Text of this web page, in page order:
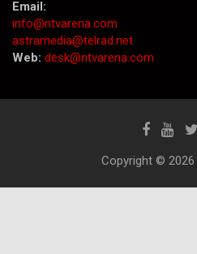
Email:
info@ntvarena.com
astramedia@telrad.net
Web: desk@ntvarena.com
Copyright © 2026